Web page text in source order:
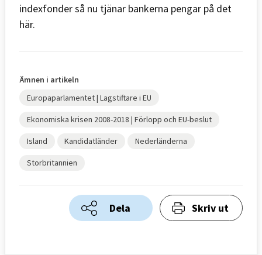
indexfonder så nu tjänar bankerna pengar på det
här.
Ämnen i artikeln
Europaparlamentet | Lagstiftare i EU
Ekonomiska krisen 2008-2018 | Förlopp och EU-beslut
Island Kandidatländer Nederländerna
Storbritannien
Dela Skriv ut